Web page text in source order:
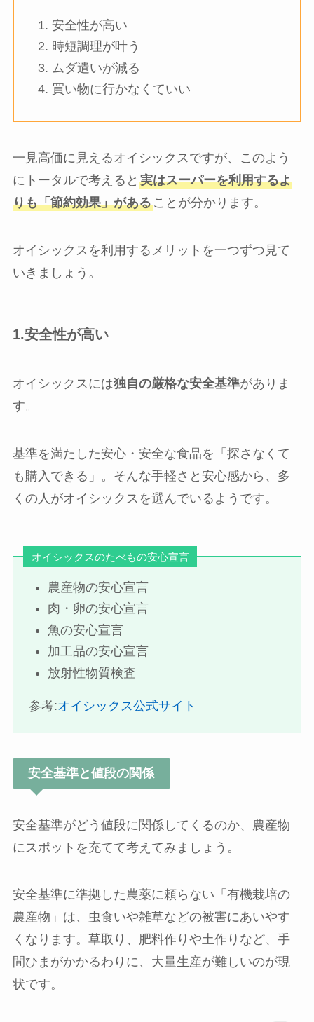
安全性が高い
時短調理が叶う
ムダ遣いが減る
買い物に行かなくていい
一見高価に見えるオイシックスですが、このよう
にトータルで考えると 実はスーパーを利用するよ
りも「節約効果」があることが分かります。
オイシックスを利用するメリットを一つずつ見て
いきましょう。
1.安全性が高い
オイシックスには独自の厳格な安全基準がありま
す。
基準を満たした安心・安全な食品を「探さなくて
も購入できる」。そんな手軽さと安心感から、多
くの人がオイシックスを選んでいるようです。
オイシックスのたべもの安心宣言
農産物の安心宣言
肉・卵の安心宣言
魚の安心宣言
加工品の安心宣言
放射性物質検査
参考:オイシックス公式サイト
安全基準と値段の関係
安全基準がどう値段に関係してくるのか、農産物
にスポットを充てて考えてみましょう。
安全基準に準拠した農薬に頼らない「有機栽培の
農産物」は、虫食いや雑草などの被害にあいやす
くなります。草取り、肥料作りや土作りなど、手
間ひまがかかるわりに、大量生産が難しいのが現
状です。